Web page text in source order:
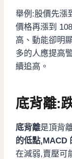
舉例:股價先漲
價格再漲到
高、動能卻明
多的人應提高
續追高。
底背離:
底背離是頂背
的低點,MACD
在減弱,賣壓可